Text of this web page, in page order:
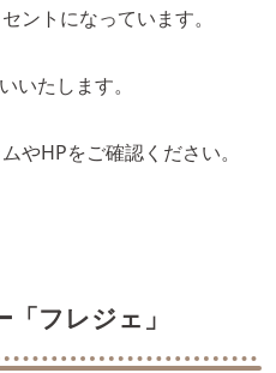
ントになっています。
いたします。
やHPをご確認ください。
フレジェ」